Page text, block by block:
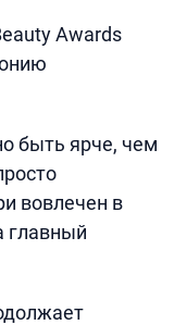
Awards
быть ярче, чем
вовлечен в
главный